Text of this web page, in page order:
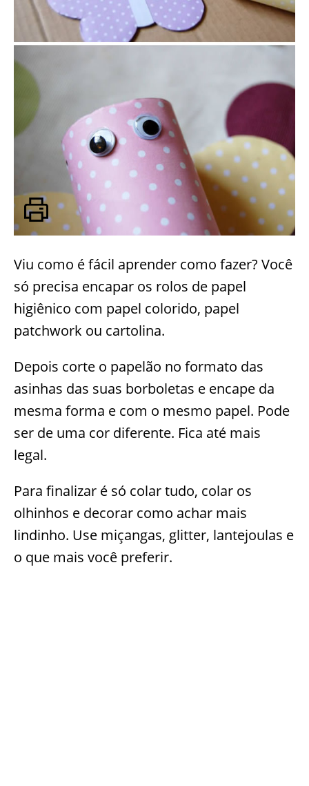
Viu como é fácil aprender como fazer? Você
só precisa encapar os rolos de papel
higiênico com papel colorido, papel
patchwork ou cartolina.
Depois corte o papelão no formato das
asinhas das suas borboletas e encape da
mesma forma e com o mesmo papel. Pode
ser de uma cor diferente. Fica até mais
legal.
Para finalizar é só colar tudo, colar os
olhinhos e decorar como achar mais
lindinho. Use miçangas, glitter, lantejoulas e
o que mais você preferir.